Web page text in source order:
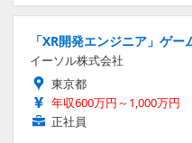
「XR開発エンジニア」ゲ
イーソル株式会社
東京都
年収600万円～1,000万円
正社員